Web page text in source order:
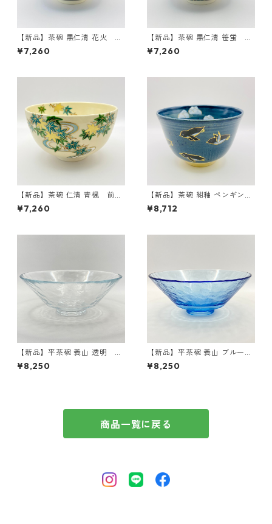
【新品】茶碗 黒仁清 花火 前
田瑞雲 紙箱入
¥7,260
【新品】茶碗 黒仁清 笹蛍 前
田瑞雲 紙箱入
¥7,260
【新品】茶碗 仁清 青楓 前田
瑞雲 紙箱入
¥7,260
【新品】茶碗 紺釉 ペンギン
東山深山 紙箱入
¥8,712
【新品】平茶碗 義山 透明 東
太武朗 紙箱入 耐熱
¥8,250
【新品】平茶碗 義山 ブルー
東太武朗 紙箱入 耐熱
¥8,250
商品一覧に戻る